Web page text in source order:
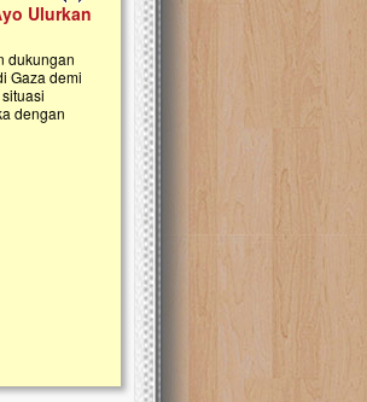
Ulurkan
dukungan
Gaza demi
dengan
Open Donasi Wakaf
Rumah Qur'an & TK Islam
Najjah di Jonggol
Saat ini, Ulurtangan bersama Yayasan
Najjahtul Islam Jonggol sedang merintis
pembangunan Rumah Qur’an dan
kanak Islam Terpadu (TKIT) An Najjah
Gedung Majelis Taklim di Jonggol,...